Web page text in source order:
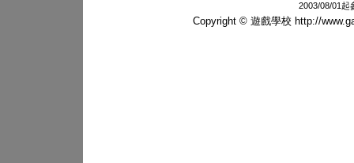
2003/08/01起
Copyright © 遊戲學校 http://